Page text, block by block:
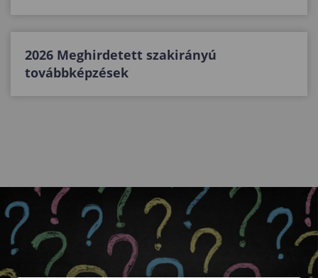
2026 Meghirdetett szakirányú
továbbképzések